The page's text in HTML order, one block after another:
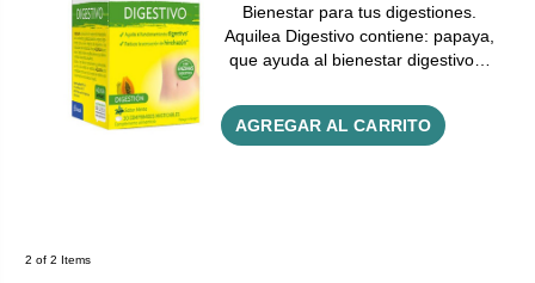
Bienestar para tus digestiones.
Aquilea Digestivo contiene: papaya,
que ayuda al bienestar digestivo…
AGREGAR AL CARRITO
2 of 2 Items